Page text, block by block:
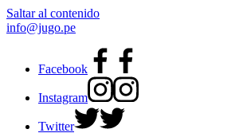
Saltar al contenido
info@jugo.pe
Facebook
Instagram
Twitter